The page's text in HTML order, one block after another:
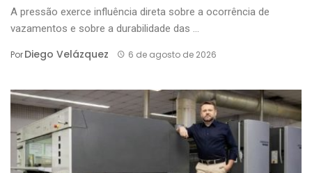
A pressão exerce influência direta sobre a ocorrência de
vazamentos e sobre a durabilidade das ...
PorDiego Velázquez 6 de agosto de 2026